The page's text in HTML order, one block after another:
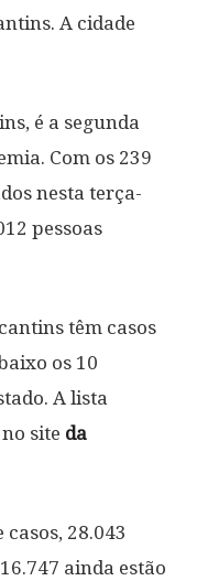
A cidade
é a segunda
Com os 239
nesta terça-
pessoas
têm casos
os 10
A lista
site da
28.043
ainda estão